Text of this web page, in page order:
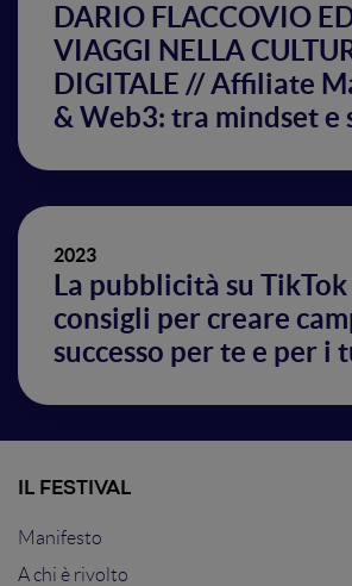
DARIO FLACCOVIO
VIAGGI NELLA
DIGITALE // Affiliate
& Web3: tra mindset e
2023
La pubblicità su
consigli per creare
successo per te e per i
IL FESTIVAL
Manifesto
A chi è rivolto